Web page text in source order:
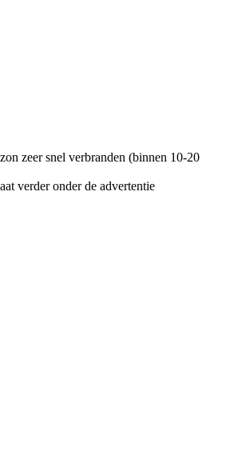
zeer snel verbranden (binnen 10-20
verder onder de advertentie